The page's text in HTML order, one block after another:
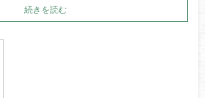
続きを読む